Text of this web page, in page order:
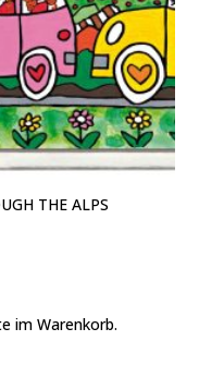
THE ALPS
im Warenkorb.